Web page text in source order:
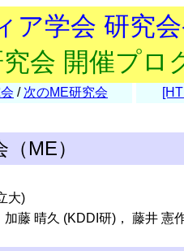
ア学会 研究
会 開催プロ
/ 次のME研究会
ME）
大)
加藤 晴久 (KDDI研)， 藤井 憲